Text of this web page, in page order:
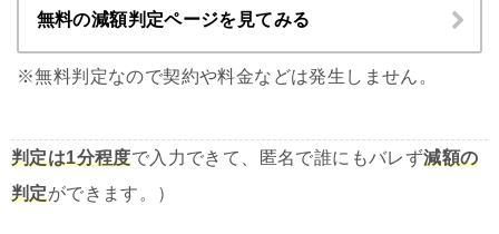
無料の減額判定ページを見てみる
※無料判定なので契約や料金などは発生しません。
判定は1分程度で入力できて、匿名で誰にもバレず減額の
判定ができます。）